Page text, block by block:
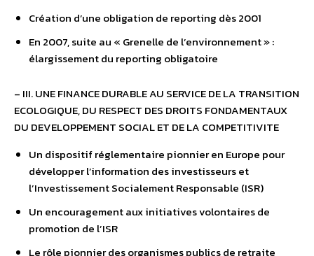
Création d’une obligation de reporting dès 2001
En 2007, suite au « Grenelle de l’environnement » :
élargissement du reporting obligatoire
– III. UNE FINANCE DURABLE AU SERVICE DE LA TRANSITION
ECOLOGIQUE, DU RESPECT DES DROITS FONDAMENTAUX
DU DEVELOPPEMENT SOCIAL ET DE LA COMPETITIVITE
Un dispositif réglementaire pionnier en Europe pour
développer l’information des investisseurs et
l’Investissement Socialement Responsable (ISR)
Un encouragement aux initiatives volontaires de
promotion de l’ISR
Le rôle pionnier des organismes publics de retraite